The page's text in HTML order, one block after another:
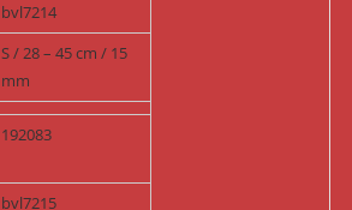
bvl7214
S / 28 – 45 cm / 15
mm
192083
bvl7215